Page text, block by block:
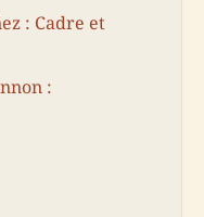
: Cadre et
: